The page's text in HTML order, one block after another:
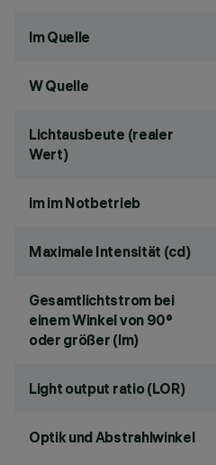
lm Quelle
W Quelle
Lichtausbeute (realer
Wert)
lm im Notbetrieb
Maximale Intensität (cd)
Gesamtlichtstrom bei
einem Winkel von 90°
oder größer (lm)
Light output ratio (LOR)
Optik und Abstrahlwinkel